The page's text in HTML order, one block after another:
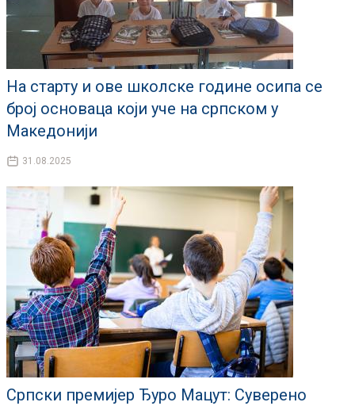
На старту и ове школске године осипа се
број основаца који уче на српском у
Македонији
31.08.2025
Српски премијер Ђуро Мацут: Суверено